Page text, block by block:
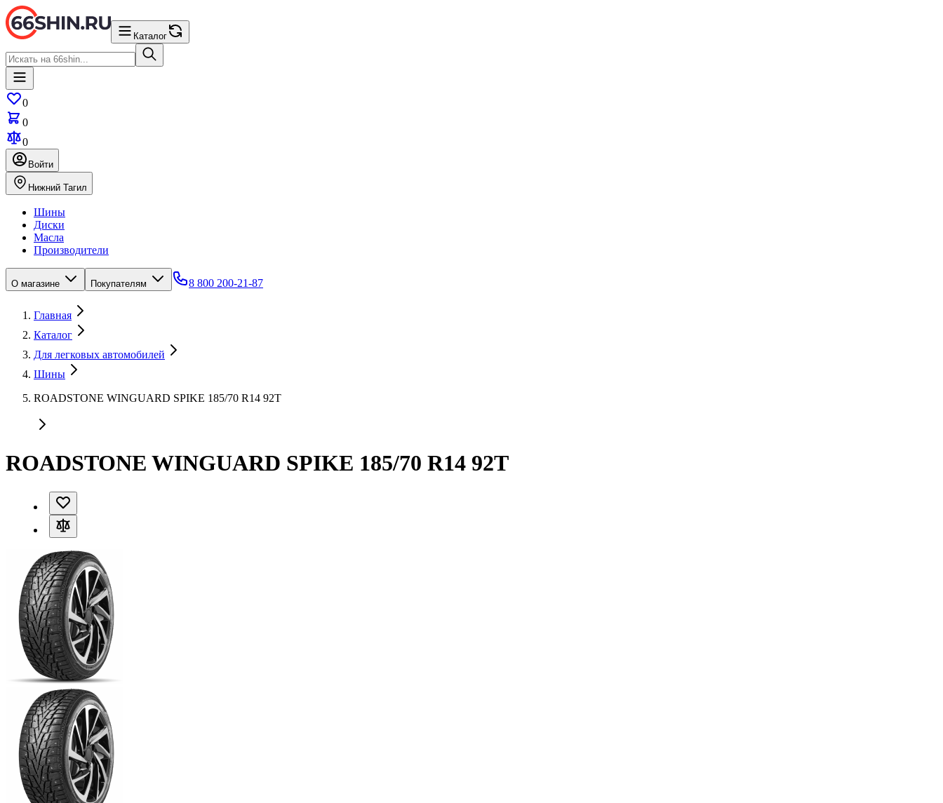
Каталог
0
0
0
Войти
Нижний Тагил
Шины
Диски
Масла
Производители
О магазине Покупателям 8 800 200-21-87
Главная
Каталог
Для легковых автомобилей
Шины
ROADSTONE WINGUARD SPIKE 185/70 R14 92T
ROADSTONE WINGUARD SPIKE 185/70 R14 92T